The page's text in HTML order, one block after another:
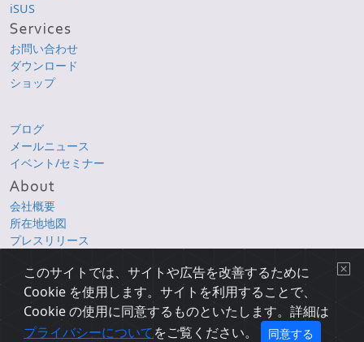
iSUS
お問い合わせ
ダウンロード
ショップ
ブログ
メールニュース
イベント/セミナー
会社概要
所在地地図
プレスリリース
Copyright © 1998-2026 XLsoft Corporation. All Rights Reserved.
各製品名は、各社の商標または登録商標です。
プライバシーについて |使用条件 | サイトマップ| English Page
このサイトでは、サイトや広告を改善するために
Cookie を使用します。サイトを利用することで、
Cookie の使用に同意するものといたします。詳細は
プライバシーについてをご覧ください。 同意する